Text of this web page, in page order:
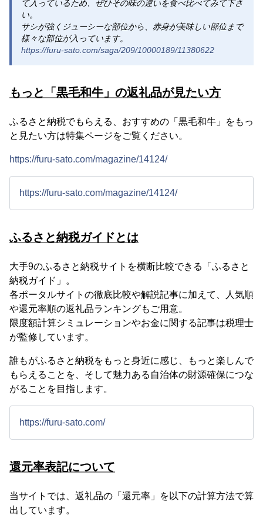
て入っているため、ぜひその味の違いを食べ比べてみて下さ
い。
サシが強くジューシーな部位から、赤身が美味しい部位まで
様々な部位が入っています。
https://furu-sato.com/saga/209/10000189/11380622
もっと「黒毛和牛」の返礼品が見たい方
ふるさと納税でもらえる、おすすめの「黒毛和牛」をもっ
と見たい方は特集ページをご覧ください。
https://furu-sato.com/magazine/14124/
https://furu-sato.com/magazine/14124/
ふるさと納税ガイドとは
大手9のふるさと納税サイトを横断比較できる「ふるさと
納税ガイド」。
各ポータルサイトの徹底比較や解説記事に加えて、人気順
や還元率順の返礼品ランキングもご用意。
限度額計算シミュレーションやお金に関する記事は税理士
が監修しています。
誰もがふるさと納税をもっと身近に感じ、もっと楽しんで
もらえることを、そして魅力ある自治体の財源確保につな
がることを目指します。
https://furu-sato.com/
還元率表記について
当サイトでは、返礼品の「還元率」を以下の計算方法で算
出しています。